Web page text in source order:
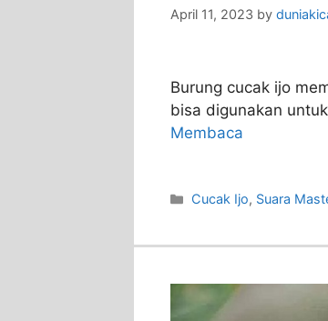
April 11, 2023 by
Burung cucak ijo
bisa digunakan
Membaca
Categories
Cucak Ijo, Suara